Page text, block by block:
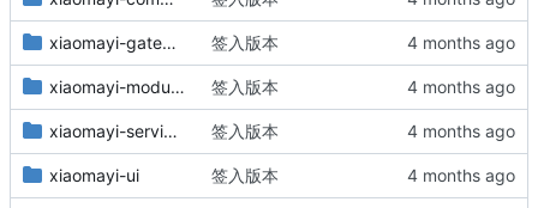
xiaomayi-gateway 签入版本
xiaomayi-modules 签入版本
xiaomayi-services 签入版本
xiaomayi-ui 签入版本